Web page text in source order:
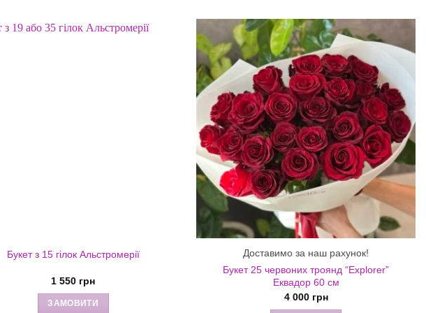
Букет з 15 гілок Альстромерії
1 550 грн
ЗАМОВИТИ
Доставимо за наш рахунок!
Букет 25 червоних троянд “Explorer”
Еквадор 60 см
4 000 грн